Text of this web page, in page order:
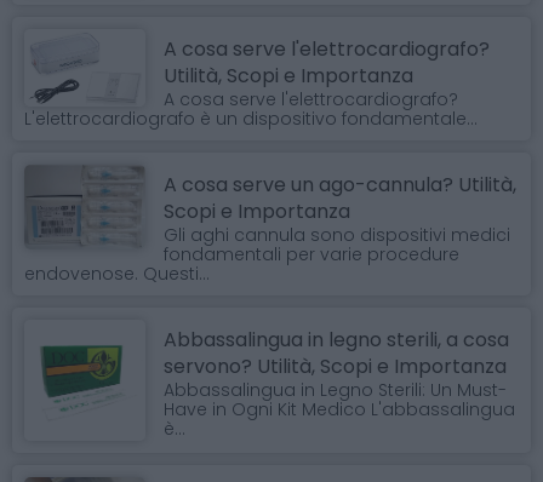
A cosa serve l'elettrocardiografo?
Utilità, Scopi e Importanza
A cosa serve l'elettrocardiografo?
L'elettrocardiografo è un dispositivo fondamentale...
A cosa serve un ago-cannula? Utilità,
Scopi e Importanza
Gli aghi cannula sono dispositivi medici
fondamentali per varie procedure
endovenose. Questi...
Abbassalingua in legno sterili, a cosa
servono? Utilità, Scopi e Importanza
Abbassalingua in Legno Sterili: Un Must-
Have in Ogni Kit Medico L'abbassalingua
è...